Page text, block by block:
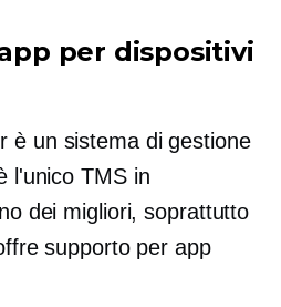
per dispositivi
è un sistema di gestione
l'unico TMS in
dei migliori, soprattutto
supporto per app